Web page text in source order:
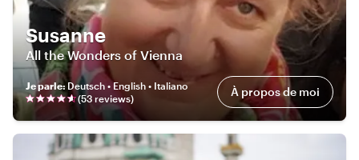
Susanne
All the Wonders of Vienna
Je parle: Deutsch • English • Italiano
(53 reviews) À propos de moi